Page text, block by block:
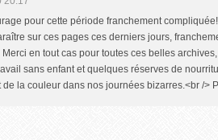
pour cette période franchement
sur ces pages ces derniers jours,
en tout cas pour toutes ces belles
sans enfant et quelques réserves de
de la couleur dans nos journées bizarres.<br />